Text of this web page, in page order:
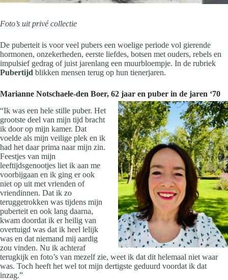
Foto’s uit privé collectie
De puberteit is voor veel pubers een woelige periode vol gierende
hormonen, onzekerheden, eerste liefdes, botsen met ouders, rebels en
impulsief gedrag of juist jarenlang een muurbloempje. In de rubriek
Pubertijd blikken mensen terug op hun tienerjaren.
Marianne Notschaele-den Boer, 62 jaar en puber in de jaren ‘70
“Ik was een hele stille puber. Het
grootste deel van mijn tijd bracht
ik door op mijn kamer. Dat
voelde als mijn veilige plek en ik
had het daar prima naar mijn zin.
Feestjes van mijn
leeftijdsgenootjes liet ik aan me
voorbijgaan en ik ging er ook
niet op uit met vrienden of
vriendinnen. Dat ik zo
teruggetrokken was tijdens mijn
puberteit en ook lang daarna,
kwam doordat ik er heilig van
overtuigd was dat ik heel lelijk
was en dat niemand mij aardig
zou vinden. Nu ik achteraf
terugkijk en foto’s van mezelf zie, weet ik dat dit helemaal niet waar
was. Toch heeft het wel tot mijn dertigste geduurd voordat ik dat
inzag.”